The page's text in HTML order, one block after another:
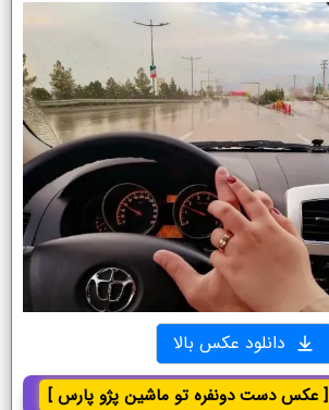
دانلود عکس بالا
[ عکس دست دونفره تو ماشین پژو پارس ]